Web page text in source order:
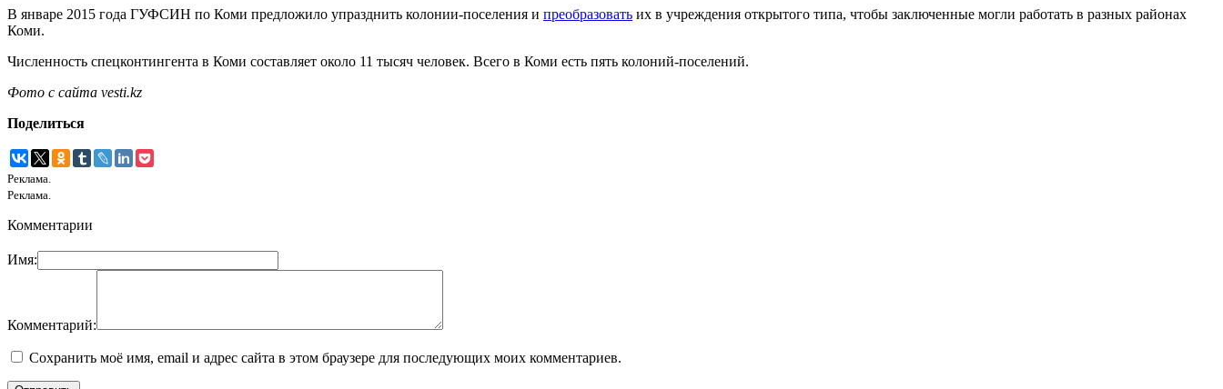
В январе 2015 года ГУФСИН по Коми предложило упразднить колонии-поселения и преобразовать их в учреждения открытого типа, чтобы заключенные могли работать в разных районах
Коми.
Численность спецконтингента в Коми составляет около 11 тысяч человек. Всего в Коми есть пять колоний-поселений.
Фото с сайта vesti.kz
Поделиться
Реклама.
Реклама.
Комментарии
Имя:
Комментарий:
Сохранить моё имя, email и адрес сайта в этом браузере для последующих моих комментариев.